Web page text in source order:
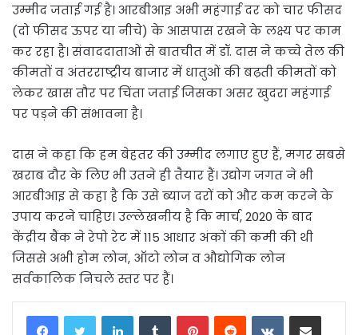
उम्मीद जताई गई है। आरबीआइ अभी महंगाई दर को चार फीसद
(दो फीसद ऊपर या नीचे) के आसपास रखने के लक्ष्य पर काम
कर रहा है। संवाददाताओं से बातचीत में डॉ. दास ने कच्चे तेल की
कीमतों व अंतरराष्ट्रीय बाजार में धातुओं की बढ़ती कीमतों को
लेकर खास तौर पर चिंता जताई जिसका असर खुदरा महंगाई
पर पड़ने की संभावना है।
दास ने कहा कि हम बेहतर की उम्मीद लगाए हुए हैं, मगर सबसे
खराब दौर के लिए भी उतने ही तैयार हैं। उद्योग जगत ने भी
आरबीआइ से कहा है कि उसे ब्याज दरों को और कम करने के
उपाय करने चाहिए। उल्लेखनीय है कि मार्च, 2020 के बाद
केंद्रीय बैंक ने रेपो रेट में 115 आधार अंकों की कमी की थी
जिससे अभी होम लोन, ऑटो लोन व औद्योगिक लोन
सर्वकालिक निचले स्तर पर हैं।
LinkedInTumblrPinterestReddit VKontakteShare via Email